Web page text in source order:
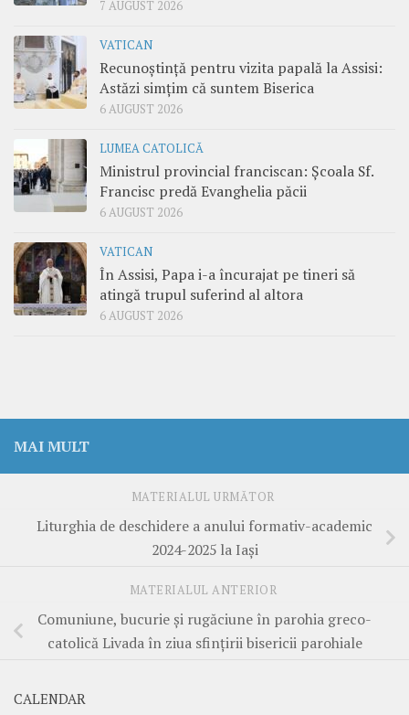
7 AUGUST 2026
VATICAN
Recunoștință pentru vizita papală la Assisi:
Astăzi simțim că suntem Biserica
6 AUGUST 2026
LUMEA CATOLICĂ
Ministrul provincial franciscan: Școala Sf.
Francisc predă Evanghelia păcii
6 AUGUST 2026
VATICAN
În Assisi, Papa i-a încurajat pe tineri să
atingă trupul suferind al altora
6 AUGUST 2026
MAI MULT
MATERIALUL URMĂTOR
Liturghia de deschidere a anului formativ-academic
2024-2025 la Iași
MATERIALUL ANTERIOR
Comuniune, bucurie și rugăciune în parohia greco-
catolică Livada în ziua sfințirii bisericii parohiale
CALENDAR